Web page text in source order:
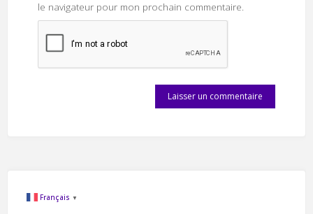
le navigateur pour mon prochain commentaire.
Français ▼